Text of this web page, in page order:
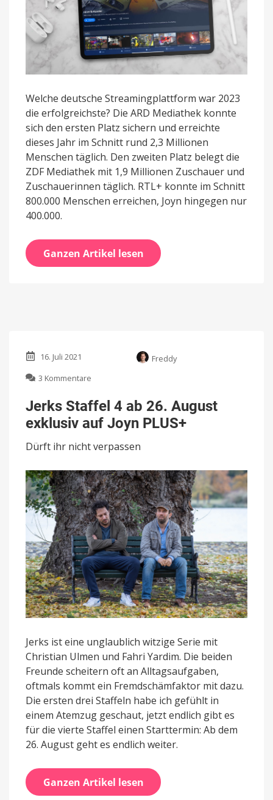
Welche deutsche Streamingplattform war 2023
die erfolgreichste? Die ARD Mediathek konnte
sich den ersten Platz sichern und erreichte
dieses Jahr im Schnitt rund 2,3 Millionen
Menschen täglich. Den zweiten Platz belegt die
ZDF Mediathek mit 1,9 Millionen Zuschauer und
Zuschauerinnen täglich. RTL+ konnte im Schnitt
800.000 Menschen erreichen, Joyn hingegen nur
400.000.
Ganzen Artikel lesen
16. Juli 2021
Freddy
3 Kommentare
Staffel
4
ab
August
auf
Joyn
PLUS+
Jerks Staffel 4 ab 26. August
exklusiv auf Joyn PLUS+
Dürft ihr nicht verpassen
Jerks ist eine unglaublich witzige Serie mit
Christian Ulmen und Fahri Yardim. Die beiden
Freunde scheitern oft an Alltagsaufgaben,
oftmals kommt ein Fremdschämfaktor mit dazu.
Die ersten drei Staffeln habe ich gefühlt in
einem Atemzug geschaut, jetzt endlich gibt es
für die vierte Staffel einen Starttermin: Ab dem
26. August geht es endlich weiter.
Ganzen Artikel lesen